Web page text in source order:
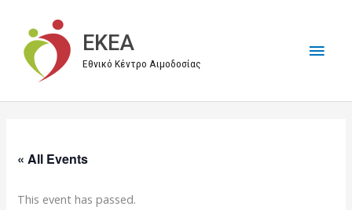
περιεχόμενο
EKEA
Εθνικό Κέντρο Αιμοδοσίας
« All Events
This event has passed.